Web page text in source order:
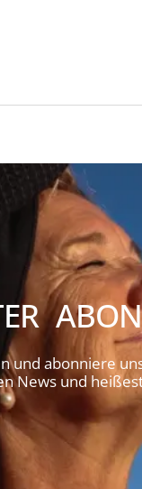
und abonniere
News und